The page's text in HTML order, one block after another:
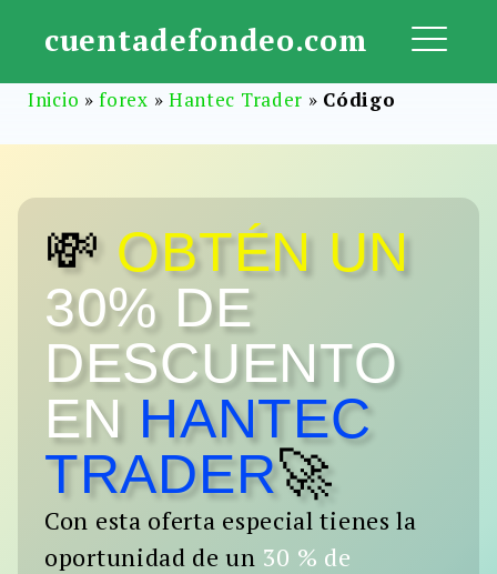
contenido
cuentadefondeo.com
Buscar:
Inicio »forex » Hantec Trader » Código
💸 OBTÉN UN
30% DE
DESCUENTO
EN HANTEC
TRADER🚀
Con esta oferta especial tienes la
oportunidad de un 30 % de